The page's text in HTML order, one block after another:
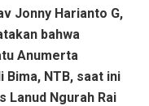
Jonny Harianto G,
bahwa
Anumerta
Bima, NTB, saat ini
Lanud Ngurah Rai